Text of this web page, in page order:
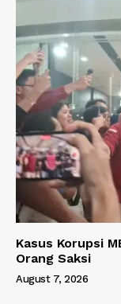
Kasus Korupsi
Orang Saksi
August 7, 2026